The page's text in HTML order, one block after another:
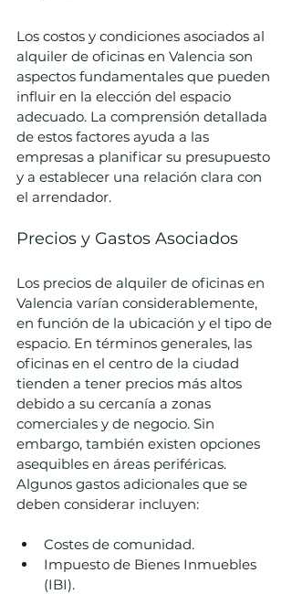
Los costos y condiciones asociados al
alquiler de oficinas en Valencia son
aspectos fundamentales que pueden
influir en la elección del espacio
adecuado. La comprensión detallada
de estos factores ayuda a las
empresas a planificar su presupuesto
y a establecer una relación clara con
el arrendador.
Precios y Gastos Asociados
Los precios de alquiler de oficinas en
Valencia varían considerablemente,
en función de la ubicación y el tipo de
espacio. En términos generales, las
oficinas en el centro de la ciudad
tienden a tener precios más altos
debido a su cercanía a zonas
comerciales y de negocio. Sin
embargo, también existen opciones
asequibles en áreas periféricas.
Algunos gastos adicionales que se
deben considerar incluyen:
Costes de comunidad.
Impuesto de Bienes Inmuebles
(IBI).